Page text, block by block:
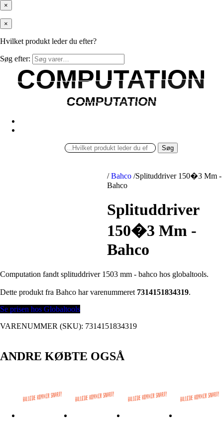
×
×
Hvilket produkt leder du efter?
Søg efter:
COMPUTATION
COMPUTATION
COMPUTATION
COMPUTATION
Søg
/ Bahco /Splituddriver 150�3 Mm -
Bahco
Splituddriver
150�3 Mm -
Bahco
Computation fandt splituddriver 1503 mm - bahco hos globaltools.
Dette produkt fra Bahco har varenummeret 7314151834319.
Se prisen hos Globaltools
VARENUMMER (SKU): 7314151834319
ANDRE KØBTE OGSÅ